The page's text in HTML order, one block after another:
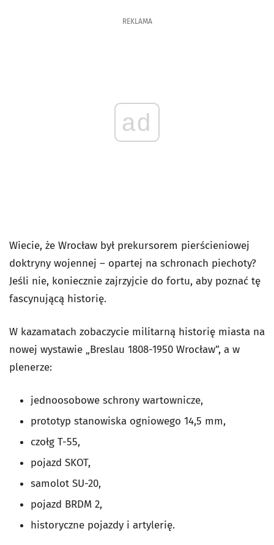
REKLAMA
ad
Wiecie, że Wrocław był prekursorem pierścieniowej
doktryny wojennej – opartej na schronach piechoty?
Jeśli nie, koniecznie zajrzyjcie do fortu, aby poznać tę
fascynującą historię.
W kazamatach zobaczycie militarną historię miasta na
nowej wystawie „Breslau 1808-1950 Wrocław”, a w
plenerze:
jednoosobowe schrony wartownicze,
prototyp stanowiska ogniowego 14,5 mm,
czołg T-55,
pojazd SKOT,
samolot SU-20,
pojazd BRDM 2,
historyczne pojazdy i artylerię.